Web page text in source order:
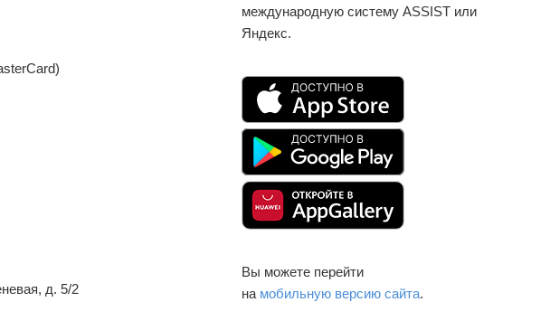
д. 5/2
международную систему ASSIST или
Яндекс.
Вы можете перейти
на мобильную версию сайта.